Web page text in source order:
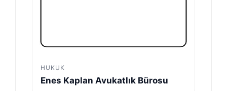
HUKUK
Enes Kaplan Avukatlık Bürosu